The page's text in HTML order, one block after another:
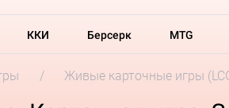
ККИ Берсерк MTG
Живые карточные игры